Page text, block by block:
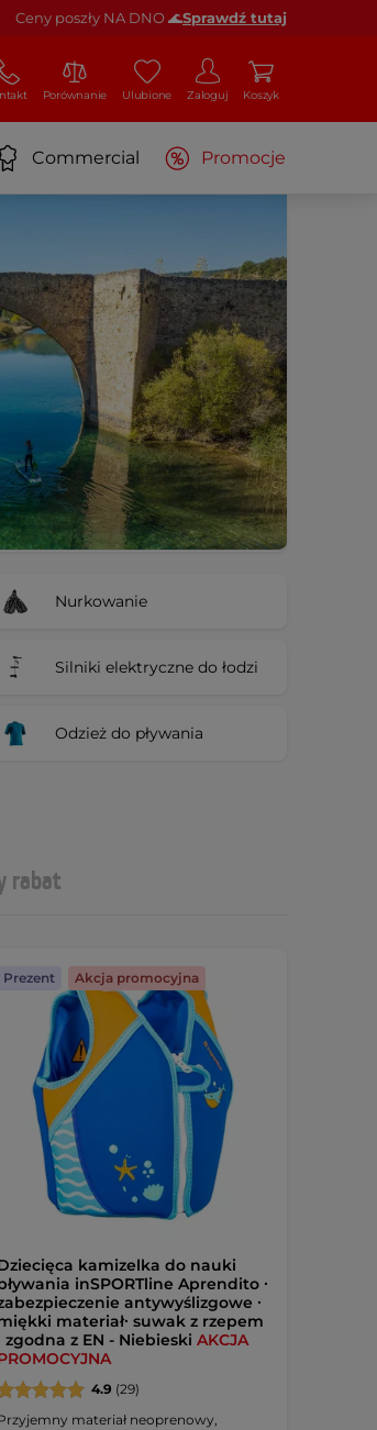
Ceny poszły NA DNO 🌊Sprawdź tutaj
Porównanie Ulubione Zaloguj Koszyk
Commercial Promocje
Nurkowanie
Silniki elektryczne do łodzi
Odzież do pływania
rabat
Prezent Akcja promocyjna
kamizelka do nauki
inSPORTline Aprendito ∙
antywyślizgowe ∙
materiał∙ suwak z rzepem
zgodna z EN - Niebieski AKCJA
4.9 (29)
materiał neoprenowy,